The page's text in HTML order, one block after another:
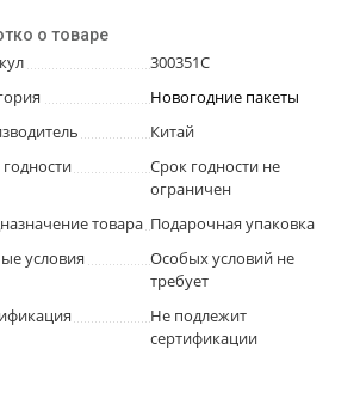
о товаре
300351C
Новогодние пакеты
Китай
Срок годности не
ограничен
товара Подарочная упаковка
условия
Особых условий не
требует
Не подлежит
сертификации